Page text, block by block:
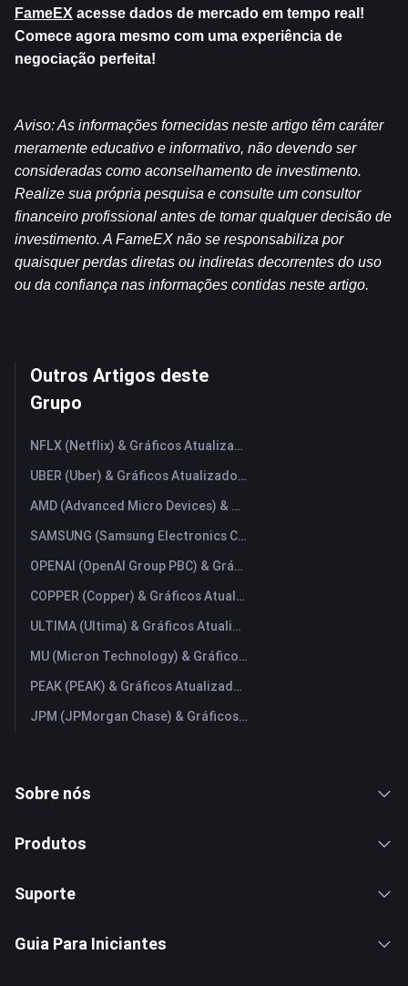
FameEX acesse dados de mercado em tempo real!
Comece agora mesmo com uma experiência de
negociação perfeita!
Aviso: As informações fornecidas neste artigo têm caráter
meramente educativo e informativo, não devendo ser
consideradas como aconselhamento de investimento.
Realize sua própria pesquisa e consulte um consultor
financeiro profissional antes de tomar qualquer decisão de
investimento. A FameEX não se responsabiliza por
quaisquer perdas diretas ou indiretas decorrentes do uso
ou da confiança nas informações contidas neste artigo.
Outros Artigos deste
Grupo
NFLX (Netflix) & Gráficos Atualizados em Tempo Real
UBER (Uber) & Gráficos Atualizados em Tempo Real
AMD (Advanced Micro Devices) & Gráficos Atualizados em Tempo Real
SAMSUNG (Samsung Electronics Co., Ltd) & Gráficos Atualizados em Tempo Real
OPENAI (OpenAI Group PBC) & Gráficos Atualizados em Tempo Real
COPPER (Copper) & Gráficos Atualizados em Tempo Real
ULTIMA (Ultima) & Gráficos Atualizados em Tempo Real
MU (Micron Technology) & Gráficos Atualizados em Tempo Real
PEAK (PEAK) & Gráficos Atualizados em Tempo Real
JPM (JPMorgan Chase) & Gráficos Atualizados em Tempo Real
Sobre nós
Produtos
Suporte
Guia Para Iniciantes